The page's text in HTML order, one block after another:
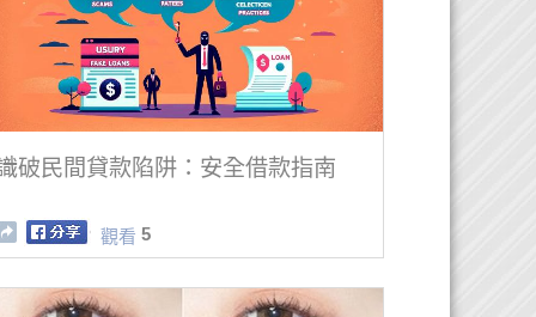
破民間貸款陷阱：安全借款指南
觀看 5